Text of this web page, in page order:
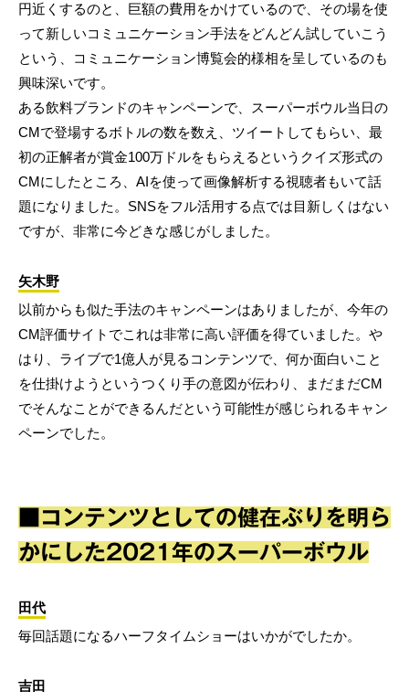
円近くするのと、巨額の費用をかけているので、その場を使
って新しいコミュニケーション手法をどんどん試していこう
という、コミュニケーション博覧会的様相を呈しているのも
興味深いです。
ある飲料ブランドのキャンペーンで、スーパーボウル当日の
CMで登場するボトルの数を数え、ツイートしてもらい、最
初の正解者が賞金100万ドルをもらえるというクイズ形式の
CMにしたところ、AIを使って画像解析する視聴者もいて話
題になりました。SNSをフル活用する点では目新しくはない
ですが、非常に今どきな感じがしました。
矢木野
以前からも似た手法のキャンペーンはありましたが、今年の
CM評価サイトでこれは非常に高い評価を得ていました。や
はり、ライブで1億人が見るコンテンツで、何か面白いこと
を仕掛けようというつくり手の意図が伝わり、まだまだCM
でそんなことができるんだという可能性が感じられるキャン
ペーンでした。
■コンテンツとしての健在ぶりを明ら
かにした2021年のスーパーボウル
田代
毎回話題になるハーフタイムショーはいかがでしたか。
吉田